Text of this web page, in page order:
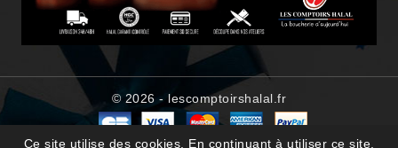
Ce site utilise des cookies. En continuant à utiliser ce site,
© 2026 - lescomptoirshalal.fr